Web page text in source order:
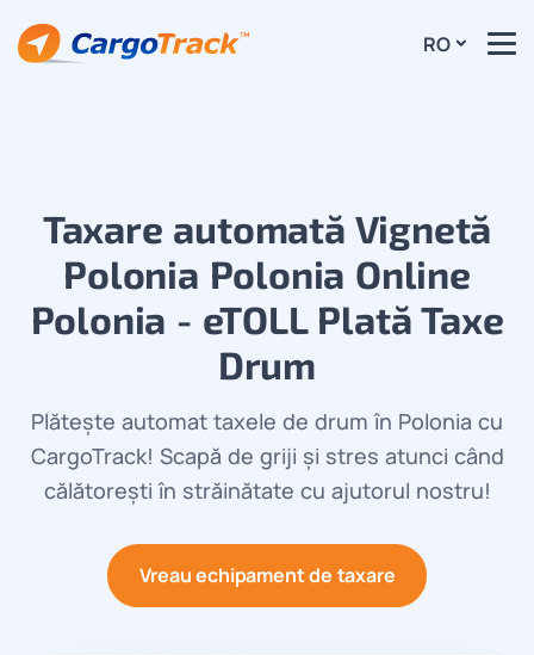
RO
Taxare automată Vignetă
Polonia Polonia Online
Polonia - eTOLL Plată Taxe
Drum
Plătește automat taxele de drum în Polonia cu
CargoTrack! Scapă de griji și stres atunci când
călătorești în străinătate cu ajutorul nostru!
Vreau echipament de taxare